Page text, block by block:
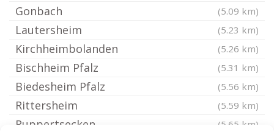
Gonbach (5.09 km)
Lautersheim (5.23 km)
Kirchheimbolanden (5.26 km)
Bischheim Pfalz (5.31 km)
Biedesheim Pfalz (5.56 km)
Rittersheim (5.59 km)
Ruppertsecken (5.65 km)